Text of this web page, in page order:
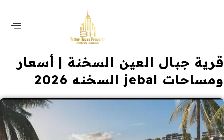
قرية جبال العين السخنة | أسعار
ومساحات jebal السخنه 2026